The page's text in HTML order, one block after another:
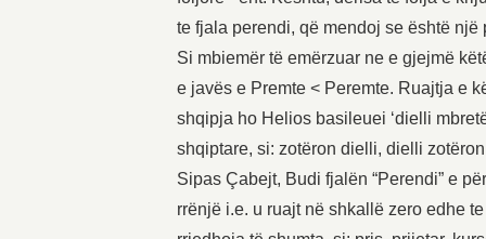
te fjala perendi, që mendoj se është një
Si mbiemër të emërzuar ne e gjejmë
e javës e Premte < Peremte. Ruajtja e
shqipja ho Helios basileuei ‘dielli
shqiptare, si: zotëron dielli, dielli
Sipas Çabejt, Budi fjalën “Perendi” e
rrënjë i.e. u ruajt në shkallë zero edhe